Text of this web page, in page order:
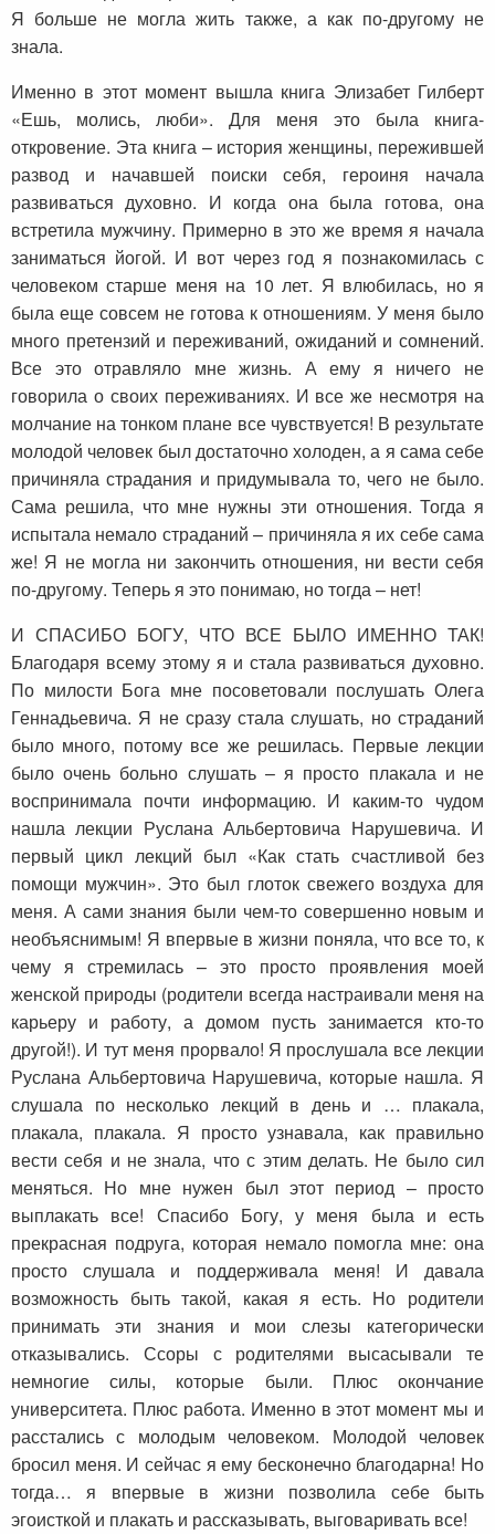
Я больше не могла жить также, а как по-другому не
знала.
Именно в этот момент вышла книга Элизабет Гилберт
«Ешь, молись, люби». Для меня это была книга-
откровение. Эта книга – история женщины, пережившей
развод и начавшей поиски себя, героиня начала
развиваться духовно. И когда она была готова, она
встретила мужчину. Примерно в это же время я начала
заниматься йогой. И вот через год я познакомилась с
человеком старше меня на 10 лет. Я влюбилась, но я
была еще совсем не готова к отношениям. У меня было
много претензий и переживаний, ожиданий и сомнений.
Все это отравляло мне жизнь. А ему я ничего не
говорила о своих переживаниях. И все же несмотря на
молчание на тонком плане все чувствуется! В результате
молодой человек был достаточно холоден, а я сама себе
причиняла страдания и придумывала то, чего не было.
Сама решила, что мне нужны эти отношения. Тогда я
испытала немало страданий – причиняла я их себе сама
же! Я не могла ни закончить отношения, ни вести себя
по-другому. Теперь я это понимаю, но тогда – нет!
И СПАСИБО БОГУ, ЧТО ВСЕ БЫЛО ИМЕННО ТАК!
Благодаря всему этому я и стала развиваться духовно.
По милости Бога мне посоветовали послушать Олега
Геннадьевича. Я не сразу стала слушать, но страданий
было много, потому все же решилась. Первые лекции
было очень больно слушать – я просто плакала и не
воспринимала почти информацию. И каким-то чудом
нашла лекции Руслана Альбертовича Нарушевича. И
первый цикл лекций был «Как стать счастливой без
помощи мужчин». Это был глоток свежего воздуха для
меня. А сами знания были чем-то совершенно новым и
необъяснимым! Я впервые в жизни поняла, что все то, к
чему я стремилась – это просто проявления моей
женской природы (родители всегда настраивали меня на
карьеру и работу, а домом пусть занимается кто-то
другой!). И тут меня прорвало! Я прослушала все лекции
Руслана Альбертовича Нарушевича, которые нашла. Я
слушала по несколько лекций в день и … плакала,
плакала, плакала. Я просто узнавала, как правильно
вести себя и не знала, что с этим делать. Не было сил
меняться. Но мне нужен был этот период – просто
выплакать все! Спасибо Богу, у меня была и есть
прекрасная подруга, которая немало помогла мне: она
просто слушала и поддерживала меня! И давала
возможность быть такой, какая я есть. Но родители
принимать эти знания и мои слезы категорически
отказывались. Ссоры с родителями высасывали те
немногие силы, которые были. Плюс окончание
университета. Плюс работа. Именно в этот момент мы и
расстались с молодым человеком. Молодой человек
бросил меня. И сейчас я ему бесконечно благодарна! Но
тогда… я впервые в жизни позволила себе быть
эгоисткой и плакать и рассказывать, выговаривать все!